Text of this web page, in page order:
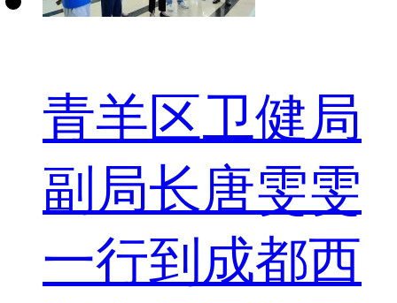
青羊区卫健局
副局长唐雯雯
一行到成都西